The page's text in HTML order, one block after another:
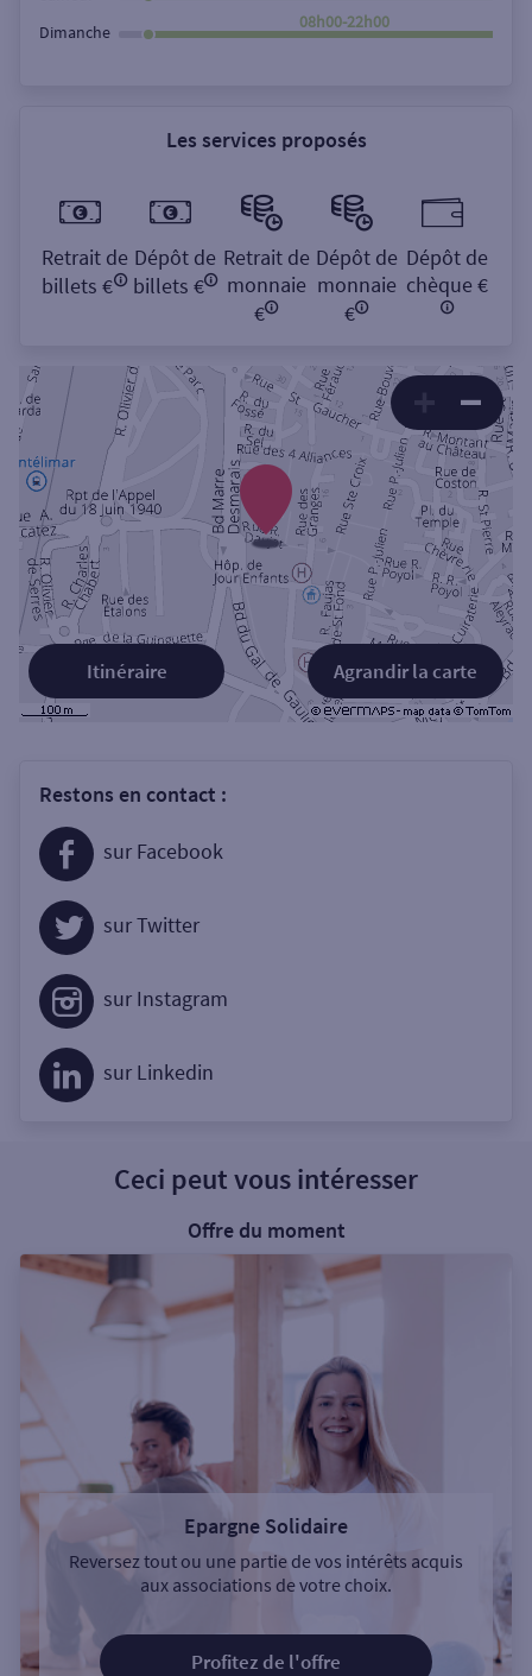
Dimanche
08h00-22h00
Les services proposés
Retrait de
billets €
Dépôt de
billets €
Retrait de
monnaie
€
Dépôt de
monnaie
€
Dépôt de
chèque €
Agrandir la carte
Itinéraire
Restons en contact :
sur Facebook
sur Twitter
sur Instagram
sur Linkedin
Ceci peut vous intéresser
Offre du moment
Epargne Solidaire
Reversez tout ou une partie de vos intérêts acquis
aux associations de votre choix.
Profitez de l'offre